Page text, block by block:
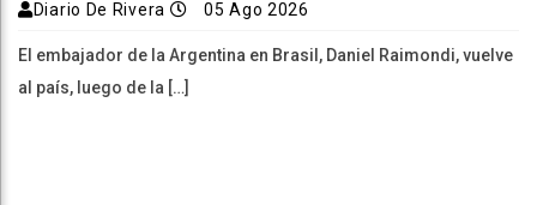
Diario De Rivera 05 Ago 2026
El embajador de la Argentina en Brasil, Daniel Raimondi, vuelve
al país, luego de la […]